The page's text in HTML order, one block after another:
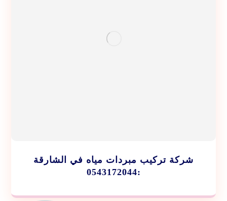
شركة تركيب مبردات مياه في الشارقة
:0543172044